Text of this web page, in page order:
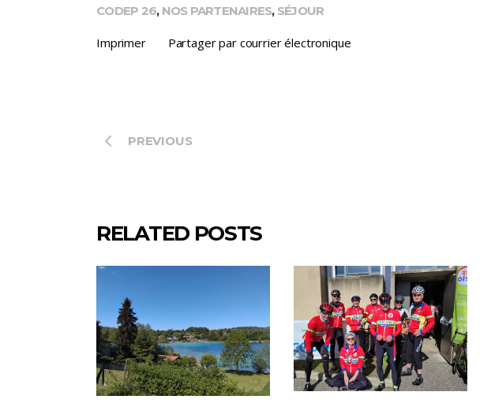
CODEP 26, NOS PARTENAIRES, SÉJOUR
Imprimer Partager par courrier électronique
PREVIOUS
RELATED POSTS